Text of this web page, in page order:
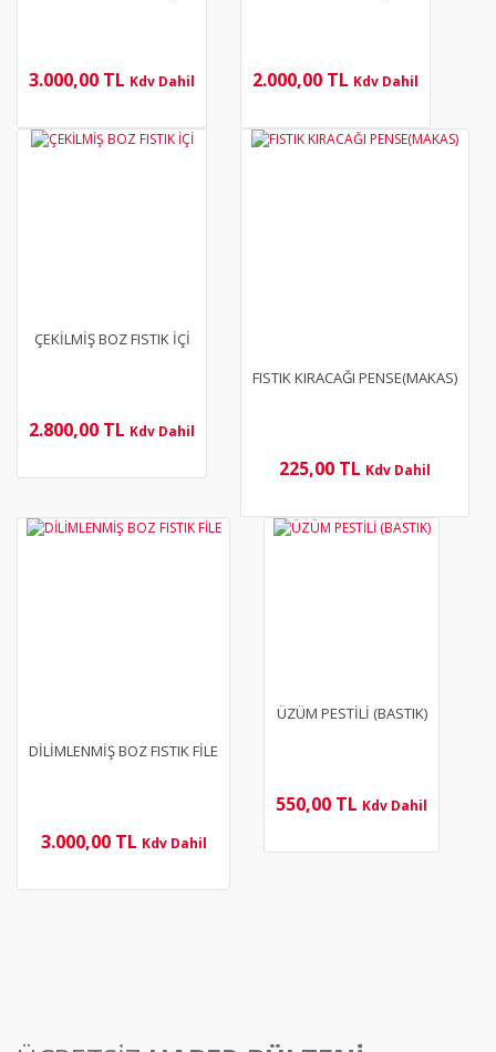
3.000,00 TL Kdv Dahil 2.000,00 TL Kdv Dahil
ÇEKİLMİŞ BOZ FISTIK İÇİ
2.800,00 TL Kdv Dahil
FISTIK KIRACAĞI PENSE(MAKAS)
225,00 TL Kdv Dahil
DİLİMLENMİŞ BOZ FISTIK FİLE
3.000,00 TL Kdv Dahil
ÜZÜM PESTİLİ (BASTIK)
550,00 TL Kdv Dahil